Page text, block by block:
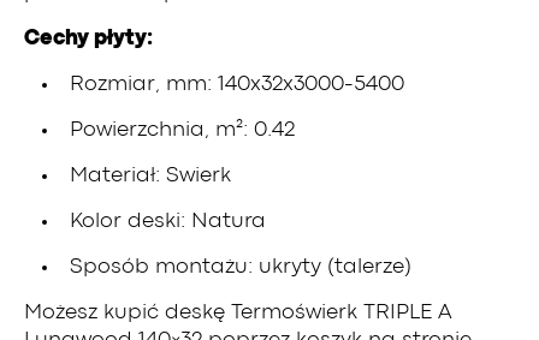
Cechy płyty:
Rozmiar, mm: 140x32x3000-5400
Powierzchnia, m²: 0.42
Materiał: Swierk
Kolor deski: Natura
Sposób montażu: ukryty (talerze)
Możesz kupić deskę Termoświerk TRIPLE A